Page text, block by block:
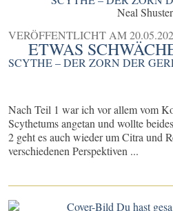
Neal
VERÖFFENTLICHT AM
ETWAS
SCYTHE – DER ZORN DER
Nach Teil 1 war ich vor allem vom
Scythetums angetan und wollte
2 geht es auch wieder um Citra und
verschiedenen Perspektiven ...